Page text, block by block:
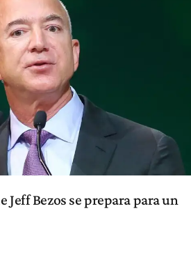
Jeff Bezos se prepara para un